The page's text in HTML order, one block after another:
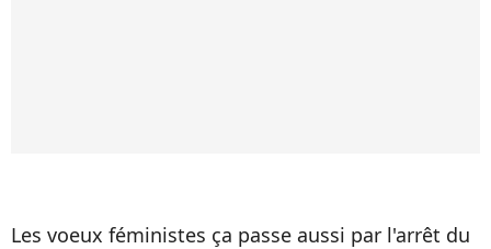
Les voeux féministes ça passe aussi par l'arrêt du